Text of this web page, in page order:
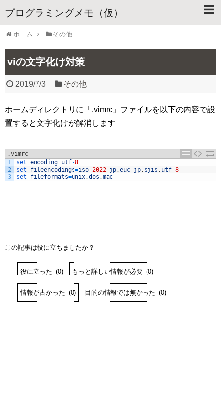
プログラミングメモ（仮）
ホーム その他
viの文字化け対策
2019/7/3 その他
ホームディレクトリに「.vimrc」ファイルを以下の内容で設
置すると文字化けが解消します
.vimrc
1
2
3
set encoding=utf-8
set fileencodings=iso-2022-jp,euc-jp, sjis , utf-8
set fileformats=unix,dos ,mac
この記事は役に立ちましたか？
役に立った (0) もっと詳しい情報が必要 (0)
情報が古かった (0) 目的の情報では無かった (0)